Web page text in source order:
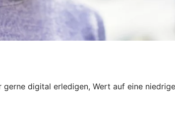
digital erledigen, Wert auf eine